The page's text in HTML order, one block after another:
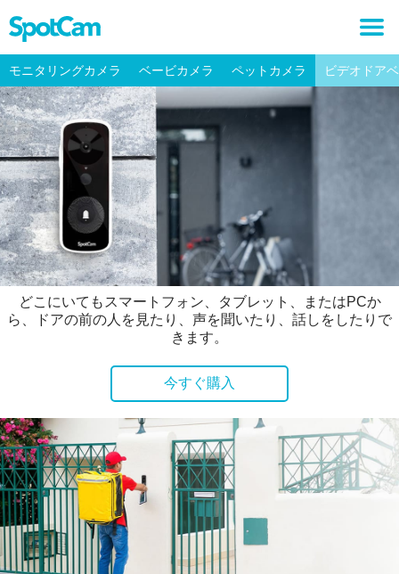
モニタリングカメラ ベービカメラ ペットカメラ ビデオドア
どこにいてもスマートフォン、タブレット、またはPCか
ら、ドアの前の人を見たり、声を聞いたり、話しをしたりで
きます。
今すぐ購入